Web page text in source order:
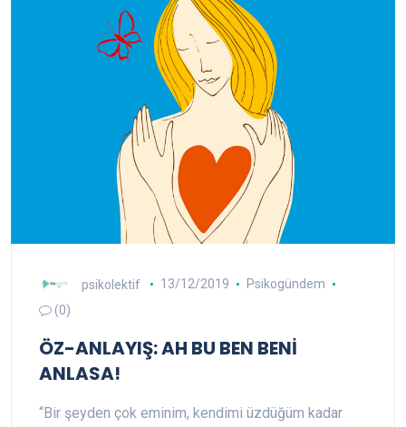
psikolektif 13/12/2019
Psikogündem
(0)
ÖZ-ANLAYIŞ: AH BU BEN BENİ
ANLASA!
“Bir şeyden çok eminim, kendimi üzdüğüm kadar